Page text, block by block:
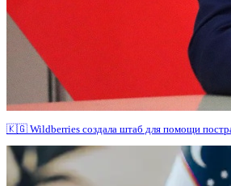
🇰🇬 Wildberries создала штаб для помощи